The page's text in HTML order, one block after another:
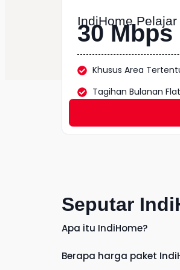
IndiHome Pelajar
30 Mbps
Khusus Area
Tagihan Bulanan
Seputar
Apa itu IndiHome?
Berapa harga paket